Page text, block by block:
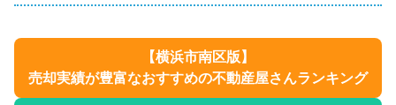
【横浜市南区版】
売却実績が豊富なおすすめの不動産屋さんランキング